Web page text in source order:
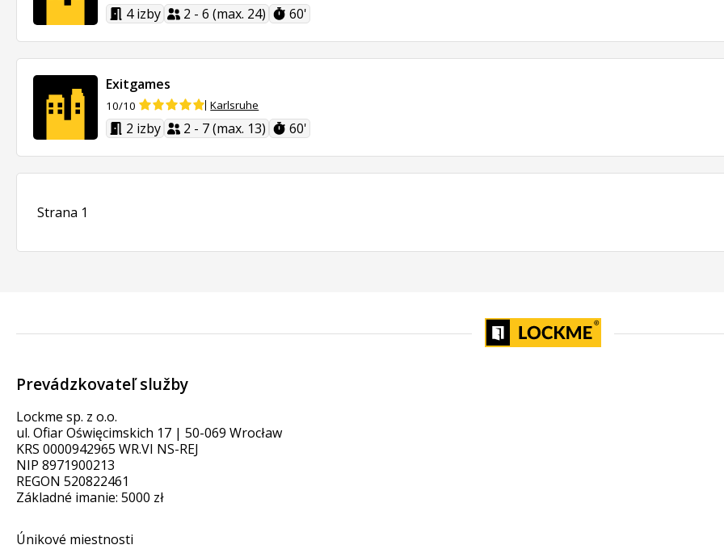
4 izby 2 - 6 (max. 24) 60'
Exitgames
10/10 Karlsruhe
2 izby 2 - 7 (max. 13) 60'
Strana 1
Prevádzkovateľ služby
Lockme sp. z o.o.
ul. Ofiar Oświęcimskich 17 | 50-069 Wrocław
KRS 0000942965 WR.VI NS-REJ
NIP 8971900213
REGON 520822461
Základné imanie: 5000 zł
Únikové miestnosti